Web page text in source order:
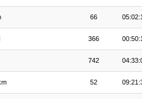
66
366
742
52